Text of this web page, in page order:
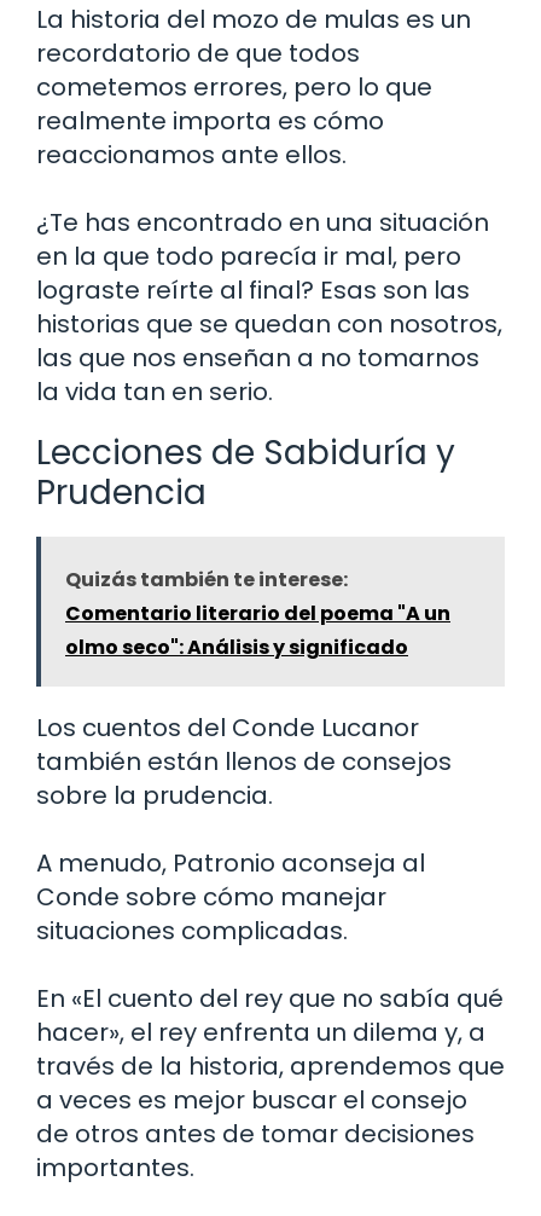
La historia del mozo de mulas es un
recordatorio de que todos
cometemos errores, pero lo que
realmente importa es cómo
reaccionamos ante ellos.
¿Te has encontrado en una situación
en la que todo parecía ir mal, pero
lograste reírte al final? Esas son las
historias que se quedan con nosotros,
las que nos enseñan a no tomarnos
la vida tan en serio.
Lecciones de Sabiduría y
Prudencia
Quizás también te interese:
Comentario literario del poema "A un
olmo seco": Análisis y significado
Los cuentos del Conde Lucanor
también están llenos de consejos
sobre la prudencia.
A menudo, Patronio aconseja al
Conde sobre cómo manejar
situaciones complicadas.
En «El cuento del rey que no sabía qué
hacer», el rey enfrenta un dilema y, a
través de la historia, aprendemos que
a veces es mejor buscar el consejo
de otros antes de tomar decisiones
importantes.